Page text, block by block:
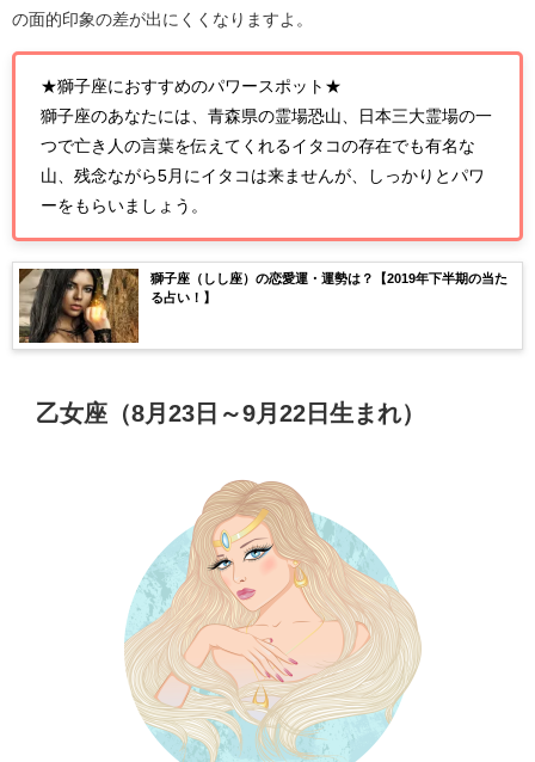
の面的印象の差が出にくくなりますよ。
★獅子座におすすめのパワースポット★
獅子座のあなたには、青森県の霊場恐山、日本三大霊場の一
つで亡き人の言葉を伝えてくれるイタコの存在でも有名な
山、残念ながら5月にイタコは来ませんが、しっかりとパワ
ーをもらいましょう。
獅子座（しし座）の恋愛運・運勢は？【2019年下半期の当た
る占い！】
乙女座（8月23日～9月22日生まれ）